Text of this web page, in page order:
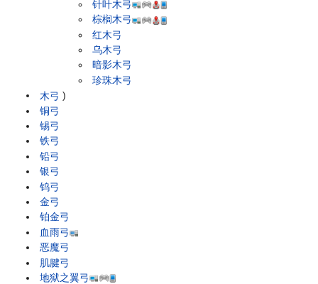
木弓
针叶木弓
棕榈木弓
红木弓
乌木弓
暗影木弓
珍珠木弓
)
铜弓
锡弓
铁弓
铅弓
银弓
钨弓
金弓
铂金弓
血雨弓
恶魔弓
肌腱弓
地狱之翼弓